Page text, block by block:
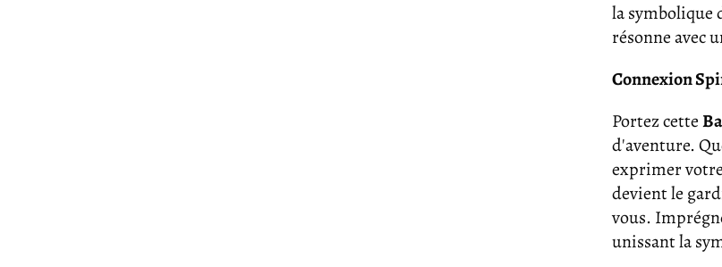
la symbolique
résonne avec
Connexion
Portez cette
d'aventure.
exprimer
devient le
vous.
unissant la